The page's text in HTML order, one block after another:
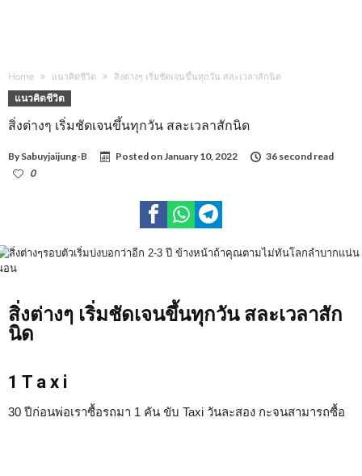
Home แนวคิดชีวิต สิ่งต่างๆ เริ่มชัดเจนขึ้นทุกวัน สละเวลาสักนิด
แนวคิดชีวิต
สิ่งต่างๆ เริ่มชัดเจนขึ้นทุกวัน สละเวลาสักนิด
By Sabuyjaijung-B Posted onJanuary 10, 2022
36 second read
0
สิ่งต่างๆ เริ่มชัดเจนขึ้นทุกวัน สละเวลาสัก
นิด
1 T a x i
30 ปีก่อนพ่อเราซื้อรถมา 1 คัน ขับ Taxi วันละสอง กะจนสามารถซื้อ